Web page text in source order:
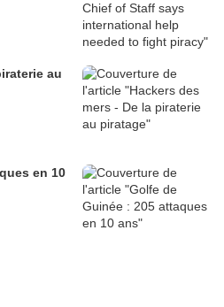
au
en 10